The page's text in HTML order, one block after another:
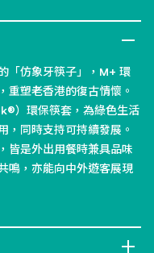
「仿象牙筷子」，M+ 環
重塑老香港的復古情懷。
）環保筷套，為綠色生活
，同時支持可持續發展。
皆是外出用餐時兼具品味
鳴，亦能向中外遊客展現